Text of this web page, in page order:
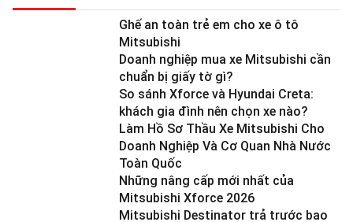
Ghế an toàn trẻ em cho xe ô tô
Mitsubishi
Doanh nghiệp mua xe Mitsubishi cần
chuẩn bị giấy tờ gì?
So sánh Xforce và Hyundai Creta:
khách gia đình nên chọn xe nào?
Làm Hồ Sơ Thầu Xe Mitsubishi Cho
Doanh Nghiệp Và Cơ Quan Nhà Nước
Toàn Quốc
Những nâng cấp mới nhất của
Mitsubishi Xforce 2026
Mitsubishi Destinator trả trước bao